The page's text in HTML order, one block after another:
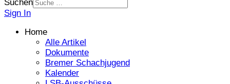
Suchen
Sign In
Home
Alle Artikel
Dokumente
Bremer Schachjugend
Kalender